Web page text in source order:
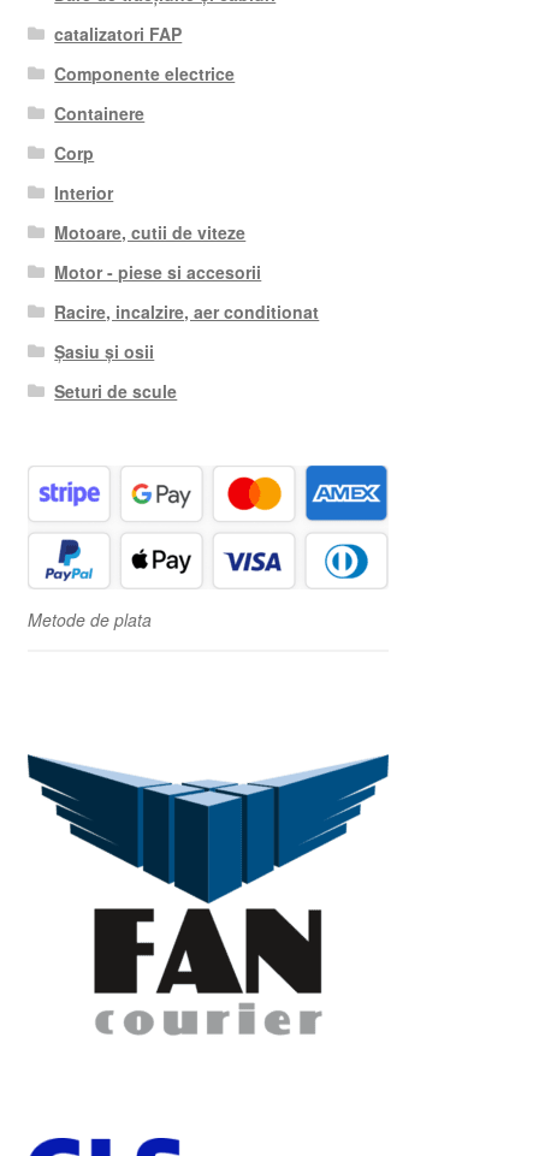
catalizatori FAP
Componente electrice
Containere
Corp
Interior
Motoare, cutii de viteze
Motor - piese si accesorii
Racire, incalzire, aer conditionat
Șasiu și osii
Seturi de scule
Metode de plata